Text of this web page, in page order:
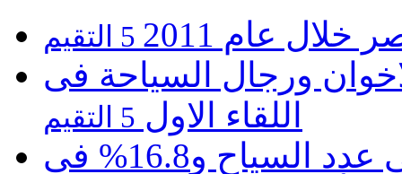
عام 2011
ورجال السياحة فى
اللقاء الاول 5 التقيم
سياحة مصر تتراجع 27.5 % ً فى عدد السياح و16.8% فى